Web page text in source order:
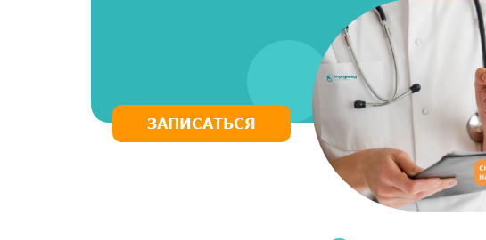
ЗАПИСАТЬСЯ